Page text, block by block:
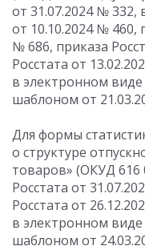
от 31.07.2024№ 332,
от 10.10.2024№ 460,
№ 686, приказа
Росстата от
в электронном виде
шаблоном от
Для формы
о структуре
товаров» (ОКУД 616
Росстата от
Росстата от
в электронном виде
шаблоном от